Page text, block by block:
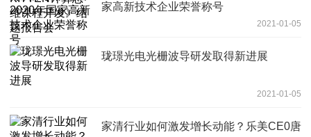
家高新技术企业荣誉称号
2021-01-05
珑璟光电光栅波导研发取得新进展
2021-01-05
家清行业如何激发增长动能？乐美CE0唐